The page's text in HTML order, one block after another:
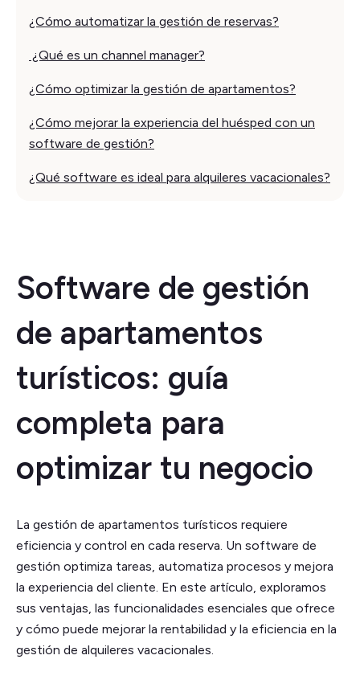
¿Cómo automatizar la gestión de reservas?
¿Qué es un channel manager?
¿Cómo optimizar la gestión de apartamentos?
¿Cómo mejorar la experiencia del huésped con un
software de gestión?
¿Qué software es ideal para alquileres vacacionales?
Software de gestión
de apartamentos
turísticos: guía
completa para
optimizar tu negocio
La gestión de apartamentos turísticos requiere
eficiencia y control en cada reserva. Un software de
gestión optimiza tareas, automatiza procesos y mejora
la experiencia del cliente. En este artículo, exploramos
sus ventajas, las funcionalidades esenciales que ofrece
y cómo puede mejorar la rentabilidad y la eficiencia en la
gestión de alquileres vacacionales.